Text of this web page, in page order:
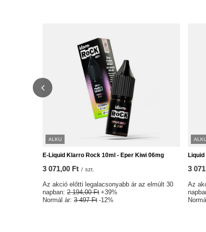
ALKU
E-Liquid Klarro Rock 10ml - Eper Kiwi 06mg
3 071,00 Ft / szt.
Az akció előtti legalacsonyabb ár az elmúlt 30
napban: 2 194,00 Ft +39%
Normál ár: 3 497 Ft -12%
3
Az